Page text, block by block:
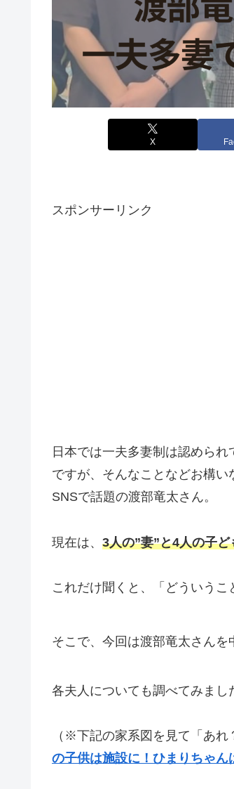
X
スポンサーリンク
日本では一夫多妻制は認められ
ですが、そんなことなどお構い
SNSで話題の渡部竜太さん。
現在は、 3人の”妻”と4人の子
これだけ聞くと、「どういうこ
そこで、今回は渡部竜太さんを
各夫人についても調べてみまし
（※下記の家系図を見て「あれ
の子供は施設に！ひまりちゃん